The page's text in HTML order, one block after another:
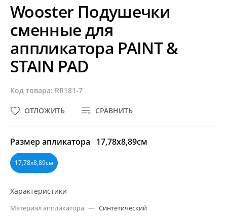
Wooster Подушечки
сменные для
аппликатора PAINT &
STAIN PAD
Код товара: RR181-7
СРАВНИТЬ
ОТЛОЖИТЬ
Размер апликатора 17,78x8,89см
17,78x8,89см
Характеристики
Материал аппликатора — Синтетический